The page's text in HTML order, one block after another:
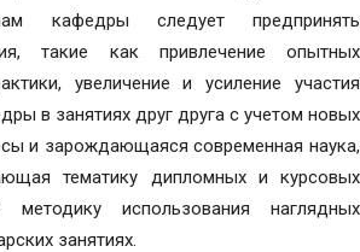
кафедры следует предпринять
такие как привлечение опытных
увеличение и усиление участия
в занятиях друг друга с учетом новых
и зарождающаяся современная наука,
тематику дипломных и курсовых
методику использования наглядных
занятиях.